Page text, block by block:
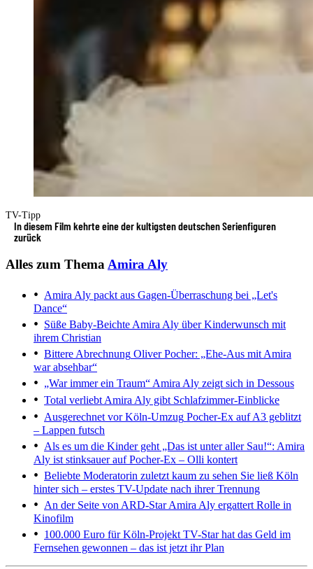
TV-Tipp
In diesem Film kehrte eine der kultigsten deutschen Serienfiguren
zurück
Alles zum ThemaAmira Aly
Amira Aly packt aus Gagen-Überraschung bei „Let's
Dance“
Süße Baby-Beichte Amira Aly über Kinderwunsch mit
ihrem Christian
Bittere Abrechnung Oliver Pocher: „Ehe-Aus mit Amira
war absehbar“
„War immer ein Traum“ Amira Aly zeigt sich in Dessous
Total verliebt Amira Aly gibt Schlafzimmer-Einblicke
Ausgerechnet vor Köln-Umzug Pocher-Ex auf A3 geblitzt
– Lappen futsch
Als es um die Kinder geht „Das ist unter aller Sau!“: Amira
Aly ist stinksauer auf Pocher-Ex – Olli kontert
Beliebte Moderatorin zuletzt kaum zu sehen Sie ließ Köln
hinter sich – erstes TV-Update nach ihrer Trennung
An der Seite von ARD-StarAmira Aly ergattert Rolle in
Kinofilm
100.000 Euro für Köln-Projekt TV-Star hat das Geld im
Fernsehen gewonnen – das ist jetzt ihr Plan